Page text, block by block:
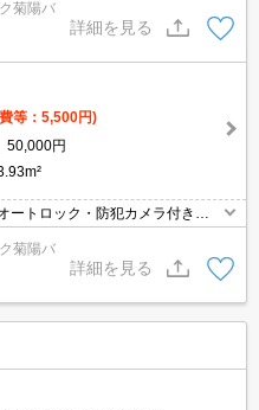
タータイプのシステムキッチ
菊陽バ
詳細を見る
等：5,500円)
50,000円
ートロック・防犯カメラ付き☆
タータイプのシステムキッチ
菊陽バ
詳細を見る